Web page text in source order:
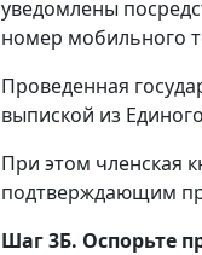
уведомлены
номер мобильного
Проведенная
выпиской из
При этом членская
подтверждающим
Шаг 3Б. Оспорьте